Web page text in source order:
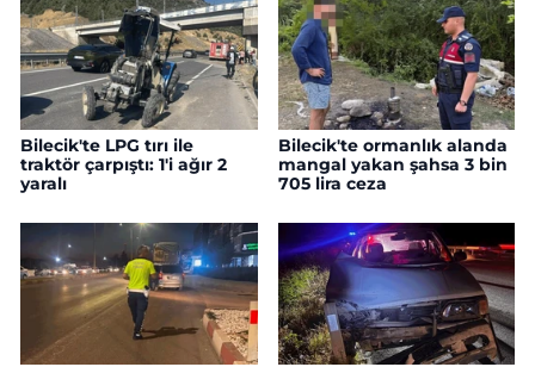
Bilecik'te LPG tırı ile
traktör çarpıştı: 1'i ağır 2
yaralı
Bilecik'te ormanlık alanda
mangal yakan şahsa 3 bin
705 lira ceza